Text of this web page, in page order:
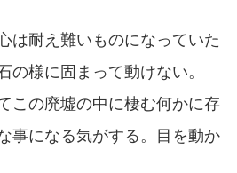
は耐え難いものになっていた
の様に固まって動けない。
この廃墟の中に棲む何かに存
事になる気がする。目を動か